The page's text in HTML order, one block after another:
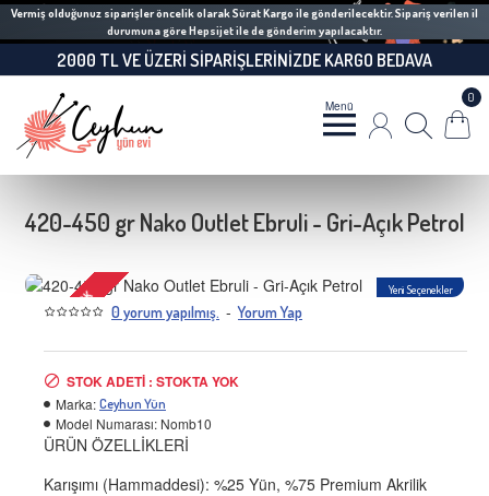
Vermiş olduğunuz siparişler öncelik olarak Sürat Kargo ile gönderilecektir. Sipariş verilen il
durumuna göre Hepsijet ile de gönderim yapılacaktır.
2000 TL VE ÜZERI SIPARIŞLERINIZDE KARGO BEDAVA
0
420-450 gr Nako Outlet Ebruli - Gri-Açık Petrol
Yeni Seçenekler
STOKTA YOK 0 yorum yapılmış. - Yorum Yap
STOK ADETI : STOKTA YOK
Marka: Ceyhun Yün
Model Numarası: Nomb10
ÜRÜN ÖZELLİKLERİ
Karışımı (Hammaddesi): %25 Yün, %75 Premium Akrilik